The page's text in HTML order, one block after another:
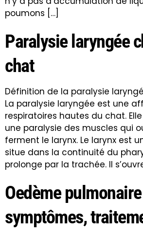
poumons […]
Paralysie laryngée
chat
Définition de la paralysie
La paralysie laryngée est une
respiratoires hautes du chat.
une paralysie des muscles qui
ferment le larynx. Le larynx est
situe dans la continuité du
prolonge par la trachée. Il
Oedème
symptômes,